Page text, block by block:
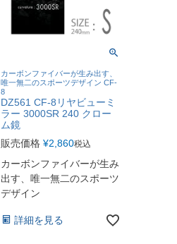
カーボンファイバーが生み出す、
唯一無二のスポーツデザイン CF-
8
DZ561 CF-8リヤビューミ
ラー 3000SR 240 クロー
ム鏡
販売価格 ¥2,860税込
カーボンファイバーが生み
出す、唯一無二のスポーツ
デザイン
詳細を見る